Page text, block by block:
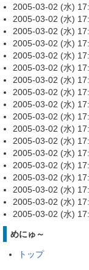
2005-03-02 (水)
2005-03-02 (水)
2005-03-02 (水)
2005-03-02 (水)
2005-03-02 (水)
2005-03-02 (水)
2005-03-02 (水)
2005-03-02 (水)
2005-03-02 (水)
2005-03-02 (水)
2005-03-02 (水)
2005-03-02 (水)
2005-03-02 (水)
2005-03-02 (水)
2005-03-02 (水)
2005-03-02 (水)
2005-03-02 (水)
2005-03-02 (水)
めにゅ～
トップ